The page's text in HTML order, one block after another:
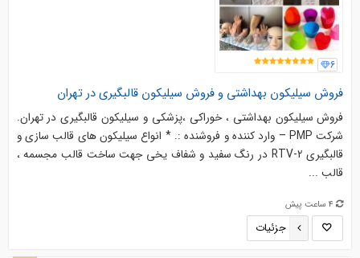
6
فروش سیلیکون بهداشتی و فروش سیلیکون قالبگیری در تهران
فروش سیلیکون بهداشتی ، خوراکی ،پزشکی و سیلیکون قالبگیری در تهران.
شرکت PMP – وارد کننده و فروشنده :. * انواع سیلیکون های قالب سازی و
قالبگیری RTV-2 در رنگ سفید و شفاف یخی جهت ساخت قالب مجسمه ،
قالب ...
4 ساعت پیش
جزئیات